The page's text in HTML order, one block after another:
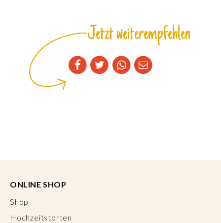
Jetzt weiterempfehlen
ONLINE SHOP
Shop
Hochzeitstorten